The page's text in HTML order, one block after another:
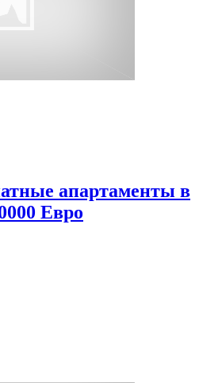
апартаменты в
Евро